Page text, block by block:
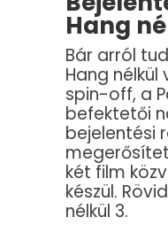
Hang
Bár arról
Hang
spin-off, a
befektetői
bejelentési
két film
készül.
nélkül 3.